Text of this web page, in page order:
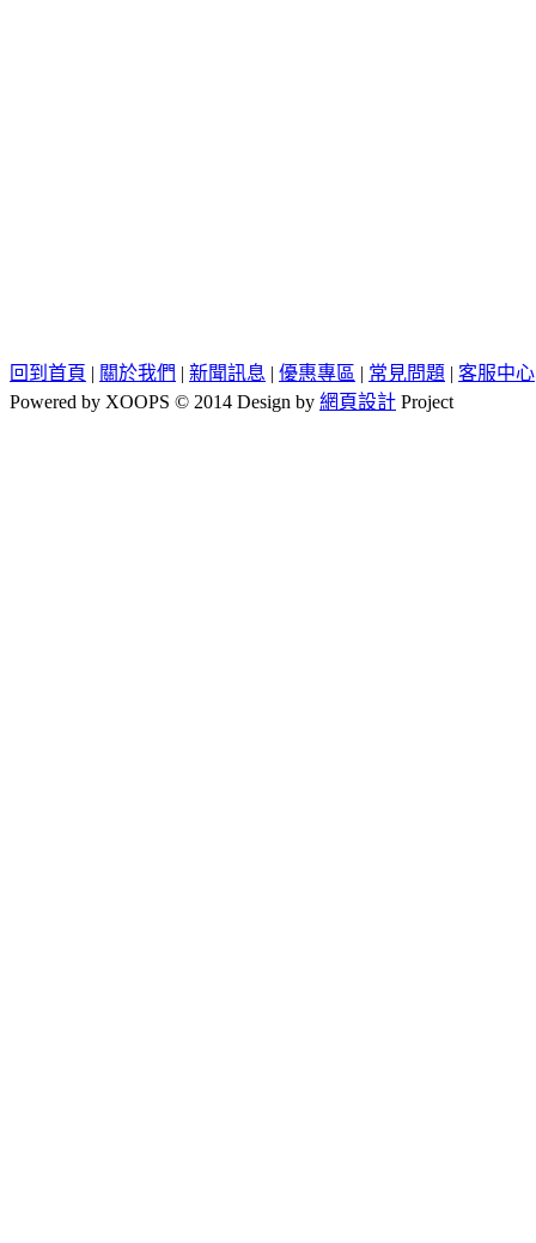
回到首頁 | 關於我們 | 新聞訊息 | 優惠專區 | 常見問題 | 客服中心
Powered by XOOPS © 2014 Design by 網頁設計 Project